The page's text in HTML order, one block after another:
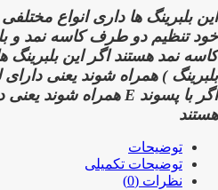
این بلبرینگ ها داری انواع
خود تنظیم دو طرف کاسه نمد و
کاسه نمد هستند اگر این بلبرینگ
بلبرینگ ) همراه شوند یعنی
اگر با پسوند E همراه شوند یعنی
هستند
توضیحات
توضیحات تکمیلی
نظرات (0)